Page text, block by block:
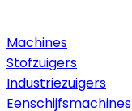
Machines
Stofzuigers
Industriezuigers
Eenschijfsmachines